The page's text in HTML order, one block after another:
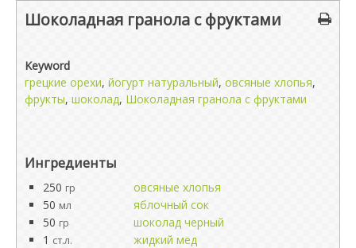
Шоколадная гранола с фруктами
Keyword
грецкие орехи, йогурт натуральный, овсяные хлопья,
фрукты, шоколад, Шоколадная гранола с фруктами
Ингредиенты
250 гр
овсяные хлопья
50 мл
яблочный сок
50 гр
шоколад черный
1 ст.л.
жидкий мед